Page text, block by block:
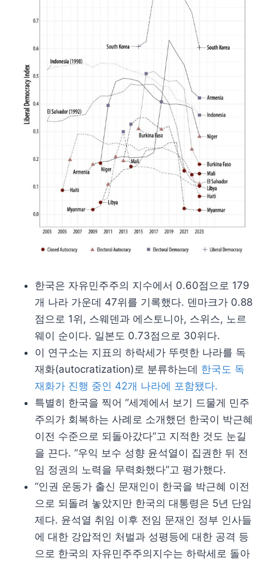
한국은 자유민주주의 지수에서 0.60점으로 179
개 나라 가운데 47위를 기록했다. 덴마크가 0.88
점으로 1위, 스웨덴과 에스토니아, 스위스, 노르
웨이 순이다. 일본도 0.73점으로 30위다.
이 연구소는 지표의 하락세가 뚜렷한 나라를 독
재화(autocratization)로 분류하는데 한국도 독
재화가 진행 중인 42개 나라에 포함됐다.
특별히 한국을 찍어 “세계에서 보기 드물게 민주
주의가 회복하는 사례로 소개했던 한국이 박근혜
이전 수준으로 되돌아갔다”고 지적한 것도 눈길
을 끈다. “우익 보수 성향 윤석열이 집권한 뒤 전
임 정권의 노력을 무력화했다”고 평가했다.
“인권 운동가 출신 문재인이 한국을 박근혜 이전
으로 되돌려 놓았지만 한국의 대통령은 5년 단임
제다. 윤석열 취임 이후 전임 문재인 정부 인사들
에 대한 강압적인 처벌과 성평등에 대한 공격 등
으로 한국의 자유민주주의지수는 하락세로 돌아